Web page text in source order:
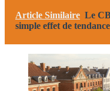
Article Similaire Le
simple effet de